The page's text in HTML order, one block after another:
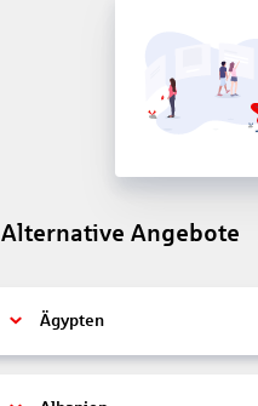
Alternative Angebote
Ägypten